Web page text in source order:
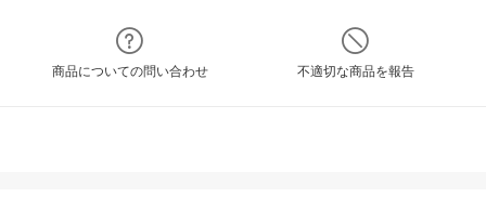
商品についての問い合わせ 不適切な商品を報告